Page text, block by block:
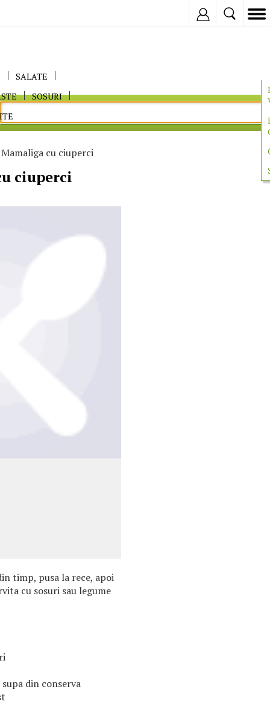
SALATE
SOSURI
cu ciuperci
ciuperci
timp, pusa la rece, apoi
cu sosuri sau legume
din conserva